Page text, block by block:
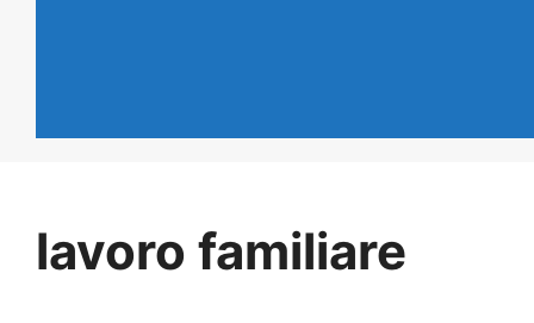
lavoro familiare